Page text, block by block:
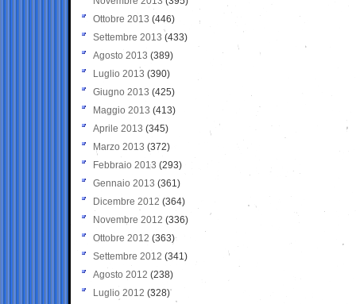
Ottobre 2013 (446)
Settembre 2013 (433)
Agosto 2013 (389)
Luglio 2013 (390)
Giugno 2013 (425)
Maggio 2013 (413)
Aprile 2013 (345)
Marzo 2013 (372)
Febbraio 2013 (293)
Gennaio 2013 (361)
Dicembre 2012 (364)
Novembre 2012 (336)
Ottobre 2012 (363)
Settembre 2012 (341)
Agosto 2012 (238)
Luglio 2012 (328)